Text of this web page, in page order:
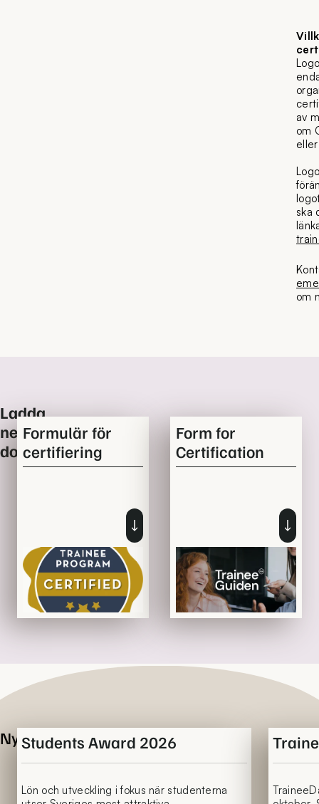
av
om
ska
om
Ladda
ner
dokument
Formulär för
certifiering
Ladda ner Formulär för certifiering,
Form for
Certification
Ladda
Nyheter
Students Award 2026
Lön och utveckling i fokus när studenterna